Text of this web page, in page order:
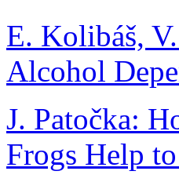
E. Kolibáš,
Alcohol
J. Patočka:
Frogs Help